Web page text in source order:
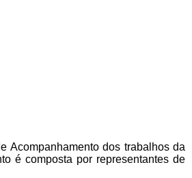
Acompanhamento dos trabalhos da
é composta por representantes de